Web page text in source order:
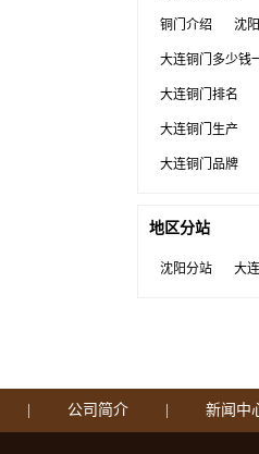
铜门介绍 沈
大连铜门多少钱
大连铜门排名
大连铜门生产
大连铜门品牌
地区分站
沈阳分站 大
公司简介 新闻中